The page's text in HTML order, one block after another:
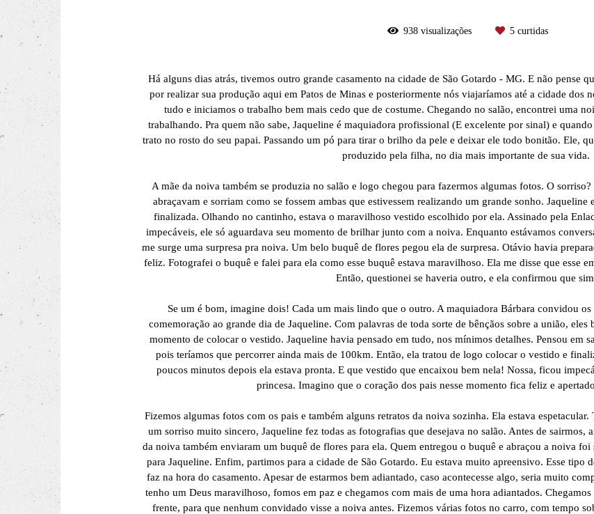
938visualizações 5curtidas
Há alguns dias atrás, tivemos outro grande casamento na cidade de São Gotardo - MG. E não pense
por realizar sua produção aqui em Patos de Minas e posteriormente nós viajaríamos até a cidade dos
tudo e iniciamos o trabalho bem mais cedo que de costume. Chegando no salão, encontrei uma
trabalhando. Pra quem não sabe, Jaqueline é maquiadora profissional (E excelente por sinal) e
trato no rosto do seu papai. Passando um pó para tirar o brilho da pele e deixar ele todo bonitão. Ele,
produzido pela filha, no dia mais importante de sua vida.
A mãe da noiva também se produzia no salão e logo chegou para fazermos algumas fotos. O
abraçavam e sorriam como se fossem ambas que estivessem realizando um grande sonho. Jaqueline
finalizada. Olhando no cantinho, estava o maravilhoso vestido escolhido por ela. Assinado pela
impecáveis, ele só aguardava seu momento de brilhar junto com a noiva. Enquanto estávamos
me surge uma surpresa pra noiva. Um belo buquê de flores pegou ela de surpresa. Otávio havia
feliz. Fotografei o buquê e falei para ela como esse buquê estava maravilhoso. Ela me disse que esse
Então, questionei se haveria outro, e ela confirmou que
Se um é bom, imagine dois! Cada um mais lindo que o outro. A maquiadora Bárbara convidou
comemoração ao grande dia de Jaqueline. Com palavras de toda sorte de bênçãos sobre a união,
momento de colocar o vestido. Jaqueline havia pensado em tudo, nos mínimos detalhes. Pensou em
pois teríamos que percorrer ainda mais de 100km. Então, ela tratou de logo colocar o vestido e
poucos minutos depois ela estava pronta. E que vestido que encaixou bem nela! Nossa, ficou
princesa. Imagino que o coração dos pais nesse momento fica feliz e
Fizemos algumas fotos com os pais e também alguns retratos da noiva sozinha. Ela estava
um sorriso muito sincero, Jaqueline fez todas as fotografias que desejava no salão. Antes de sairmos,
da noiva também enviaram um buquê de flores para ela. Quem entregou o buquê e abraçou a noiva
para Jaqueline. Enfim, partimos para a cidade de São Gotardo. Eu estava muito apreensivo. Esse tipo
faz na hora do casamento. Apesar de estarmos bem adiantado, caso acontecesse algo, seria muito
tenho um Deus maravilhoso, fomos em paz e chegamos com mais de uma hora adiantados.
frente, para que nenhum convidado visse a noiva antes. Fizemos várias fotos no carro, com tempo